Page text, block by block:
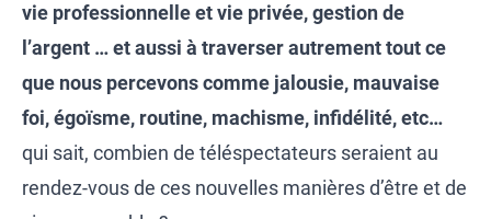
vie professionnelle et vie privée, gestion de
l’argent … et aussi à traverser autrement tout ce
que nous percevons comme jalousie, mauvaise
foi, égoïsme, routine, machisme, infidélité, etc…
qui sait, combien de téléspectateurs seraient au
rendez-vous de ces nouvelles manières d’être et de